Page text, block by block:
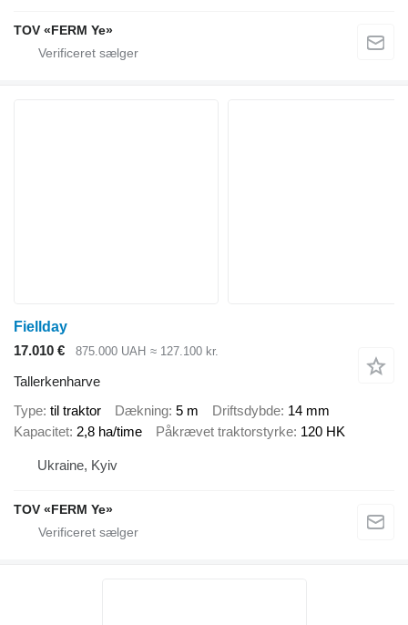
TOV «FERM Ye»
Fiellday
17.010 €
875.000 UAH ≈ 127.100 kr.
Tallerkenharve
Type til traktor Dækning 5 m Driftsdybde 14 mm
Kapacitet 2,8 ha/time Påkrævet traktorstyrke 120 HK
Ukraine, Kyiv
TOV «FERM Ye»